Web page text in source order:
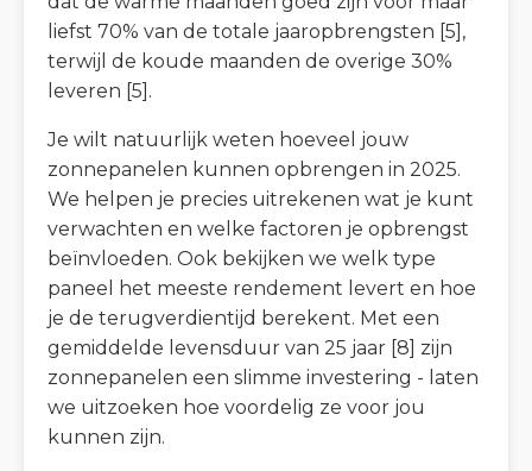
liefst 70% van de totale jaaropbrengsten [5],
terwijl de koude maanden de overige 30%
leveren [5].
Je wilt natuurlijk weten hoeveel jouw
zonnepanelen kunnen opbrengen in 2025.
We helpen je precies uitrekenen wat je kunt
verwachten en welke factoren je opbrengst
beïnvloeden. Ook bekijken we welk type
paneel het meeste rendement levert en hoe
je de terugverdientijd berekent. Met een
gemiddelde levensduur van 25 jaar [8] zijn
zonnepanelen een slimme investering - laten
we uitzoeken hoe voordelig ze voor jou
kunnen zijn.